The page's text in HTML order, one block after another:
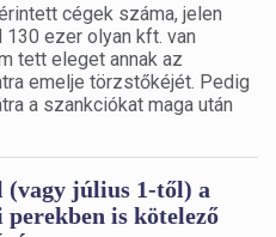
cégek száma, jelen
ezer olyan kft. van
tett eleget annak az
emelje törzstőkéjét. Pedig
a szankciókat maga után
(vagy július 1-től) a
is kötelező